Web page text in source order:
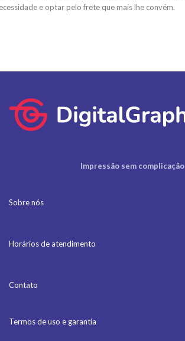
e optar pelo frete que mais lhe convém.
Impressão sem complicação
Sobre nós
Horários de atendimento
Contato
Termos de uso e garantia